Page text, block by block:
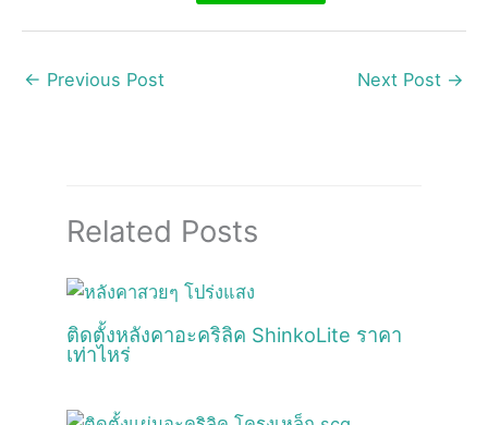
← Previous Post Next Post →
Related Posts
ติดตั้งหลังคาอะคริลิค ShinkoLite ราคา
เท่าไหร่